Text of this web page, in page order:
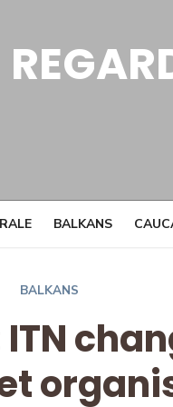
BALKANS
BALKANS